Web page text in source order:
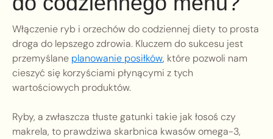
Włączenie ryb i orzechów do codziennej diety to prosta
droga do lepszego zdrowia. Kluczem do sukcesu jest
przemyślane planowanie posiłków, które pozwoli nam
cieszyć się korzyściami płynącymi z tych
wartościowych produktów.
Ryby, a zwłaszcza tłuste gatunki takie jak łosoś czy
makrela, to prawdziwa skarbnica kwasów omega-3,